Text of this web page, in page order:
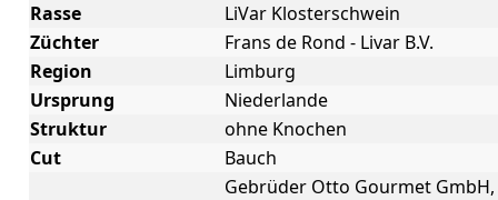
Rasse
LiVar Klosterschwein
Züchter
Frans de Rond - Livar B.V.
Region
Limburg
Ursprung
Niederlande
Struktur
ohne Knochen
Cut
Bauch
Gebrüder Otto Gourmet GmbH,